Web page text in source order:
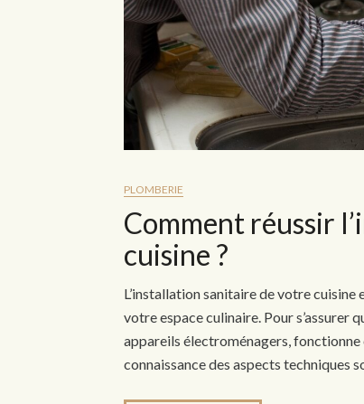
PLOMBERIE
Comment réussir
cuisine ?
L’installation sanitaire de votre
votre espace culinaire. Pour s’assurer
appareils électroménagers,
connaissance des aspects techniques